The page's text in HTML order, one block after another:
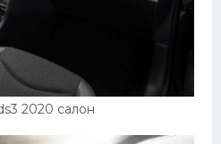
2020 салон